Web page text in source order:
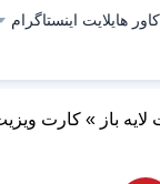
کاور هایلایت اینستاگرام
باز » کارت